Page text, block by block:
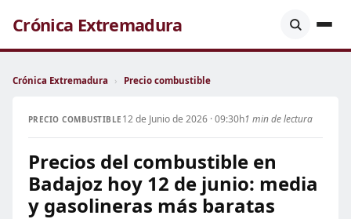
Crónica Extremadura
Crónica Extremadura › Precio combustible
PRECIO COMBUSTIBLE 12 de Junio de 2026 · 09:30h1 min de lectura
Precios del combustible en
Badajoz hoy 12 de junio: media
y gasolineras más baratas